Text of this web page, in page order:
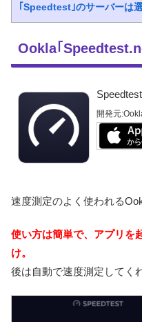
｢Speedtest｣のサーバーは
Ookla｢
開発元:
速度測定のよく使われる
使い方は簡単で、アプリを
け。
後は自動で速度測定してく